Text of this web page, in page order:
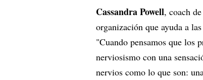
Cassandra Powell, coach
organización que ayuda a
"Cuando pensamos que los
nerviosismo con una
nervios como lo que son: